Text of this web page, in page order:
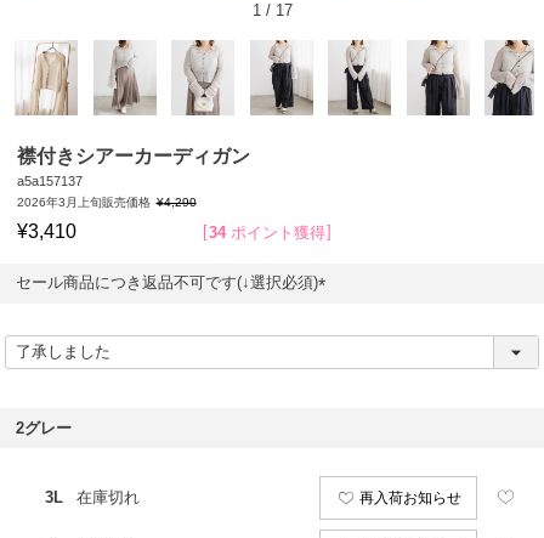
1/ 17
襟付きシアーカーディガン
a5a157137
2026年3月上旬販売価格 ¥4,290
¥3,410 34 ポイント獲得
セール商品につき返品不可です(↓選択必須)
必
2グレー
3L 在庫切れ 再入荷お知らせ